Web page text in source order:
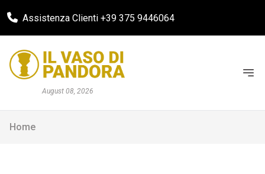
Assistenza Clienti +39 375 9446064
August 08, 2026
Home